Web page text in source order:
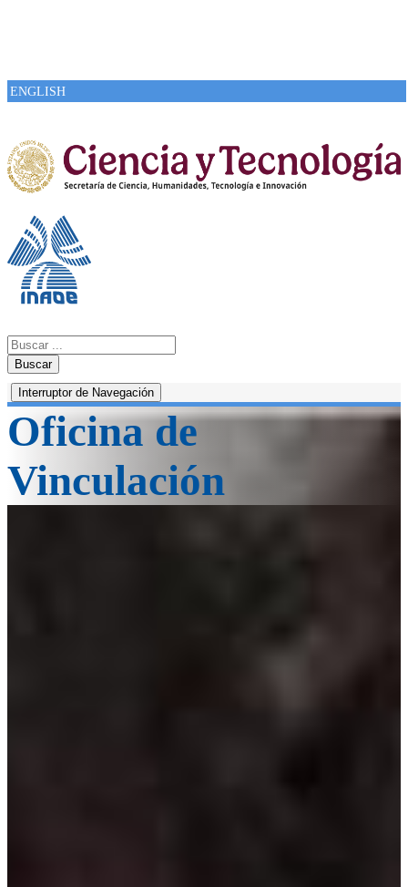
ENGLISH
Buscar
Interruptor de Navegación
Oficina de
Vinculación